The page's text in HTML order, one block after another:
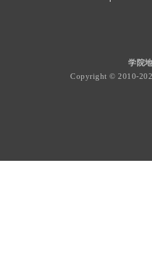
学院
Copyright © 2010-